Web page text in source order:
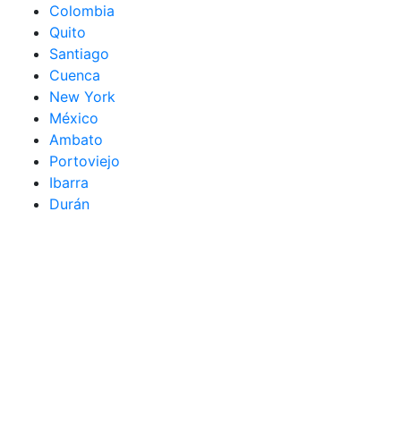
Colombia
Quito
Santiago
Cuenca
New York
México
Ambato
Portoviejo
Ibarra
Durán